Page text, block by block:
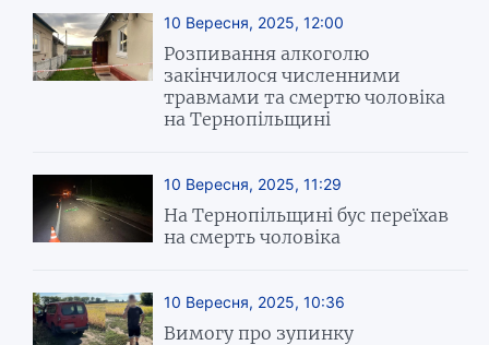
10 Вересня, 2025, 12:00
Розпивання алкоголю
закінчилося численними
травмами та смертю чоловіка
на Тернопільщині
10 Вересня, 2025, 11:29
На Тернопільщині бус переїхав
на смерть чоловіка
10 Вересня, 2025, 10:36
Вимогу про зупинку